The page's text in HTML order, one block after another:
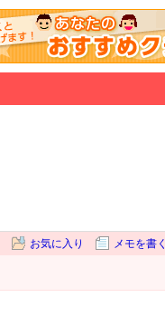
お気に入り メモを書く